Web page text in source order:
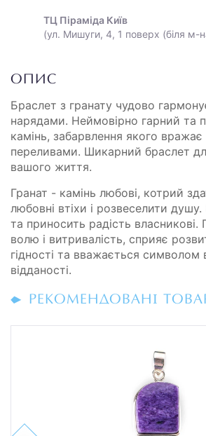
ТЦ Піраміда Київ
(ул. Мишуги, 4, 1 поверх (біля м-
ОПИС
Браслет з гранату чудово
нарядами. Неймовірно гарний та
камінь, забарвлення якого вражає
переливами. Шикарний браслет
вашого життя.
Гранат - камінь любові, котрий
любовні втіхи і розвеселити душу.
та приносить радість
волю і витривалість, сприяє
гідності та вважається символом
відданості.
РЕКОМЕНДОВАНІ